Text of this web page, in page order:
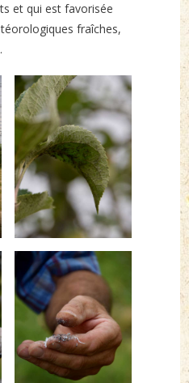
et qui est favorisée
fraîches,